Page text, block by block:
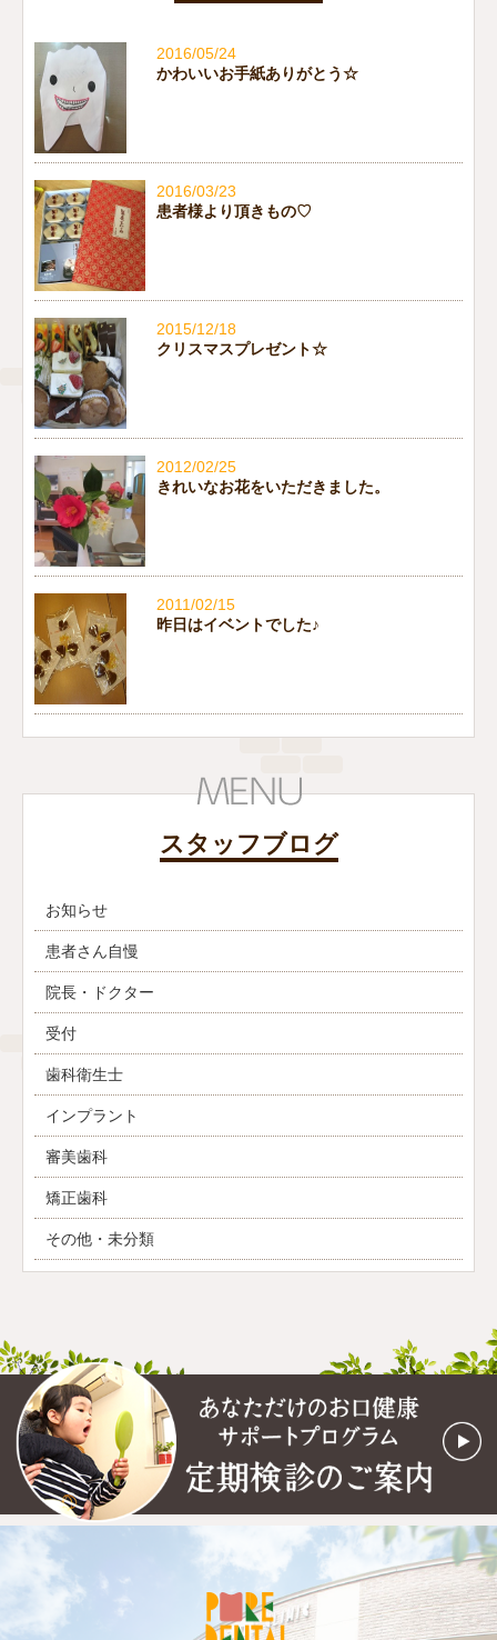
2016/05/24
かわいいお手紙ありがとう☆
2016/03/23
患者様より頂きもの♡
2015/12/18
クリスマスプレゼント☆
2012/02/25
きれいなお花をいただきました。
2011/02/15
昨日はイベントでした♪
スタッフブログ
お知らせ
患者さん自慢
院長・ドクター
受付
歯科衛生士
インプラント
審美歯科
矯正歯科
その他・未分類